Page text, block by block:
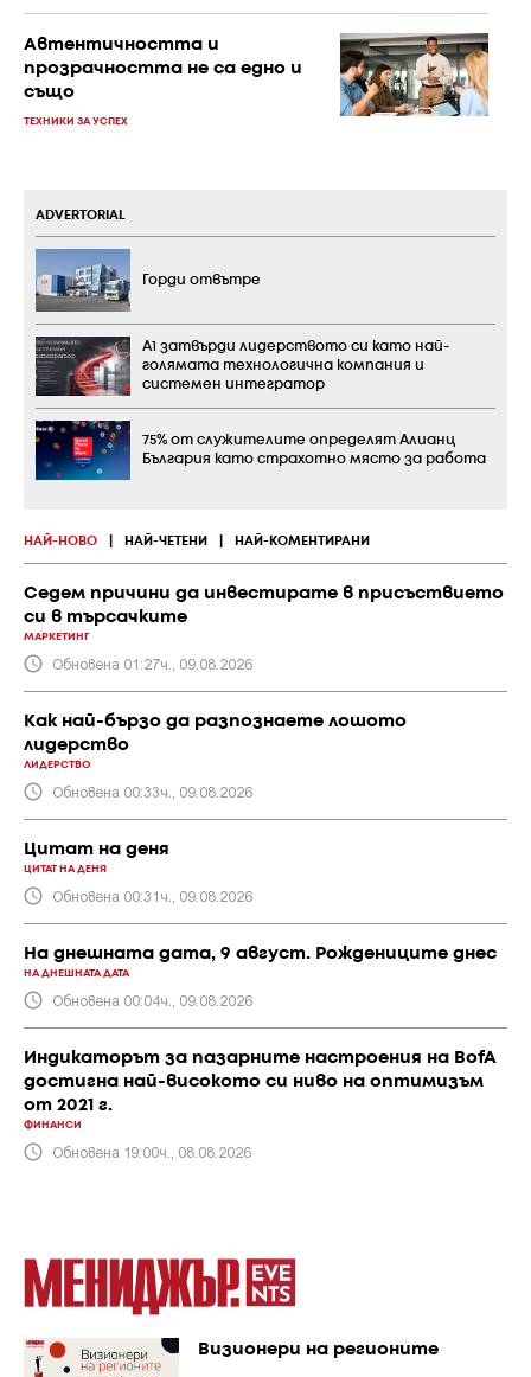
Автентичността и
прозрачността не са едно и
също
ТЕХНИКИ ЗА УСПЕХ
НАЙ-НОВО НАЙ-ЧЕТЕНИ НАЙ-КОМЕНТИРАНИ
Седем причини да инвестирате в присъствието
си в търсачките
МАРКЕТИНГ
Обновена 01:27ч., 09.08.2026
Как най-бързо да разпознаете лошото
лидерство
ЛИДЕРСТВО
Обновена 00:33ч., 09.08.2026
Цитат на деня
ЦИТАТ НА ДЕНЯ
Обновена 00:31ч., 09.08.2026
На днешната дата, 9 август. Рождениците днес
НА ДНЕШНАТА ДАТА
Обновена 00:04ч., 09.08.2026
Индикаторът за пазарните настроения на BofA
достигна най-високото си ниво на оптимизъм
от 2021 г.
ФИНАНСИ
Обновена 19:00ч., 08.08.2026
ADVERTORIAL
Горди отвътре
А1 затвърди лидерството си като най-
голямата технологична компания и
системен интегратор
75% от служителите определят Алианц
България като страхотно място за работа
Визионери на регионите